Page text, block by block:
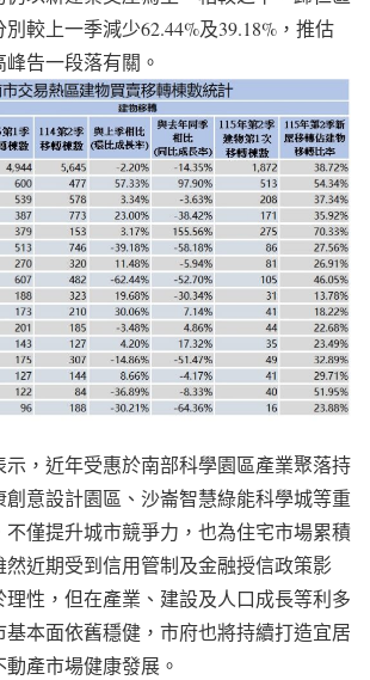
較上一季減少62.44%及39.18%，推估
告一段落有關。
示，近年受惠於南部科學園區產業聚落持
意設計園區、沙崙智慧綠能科學城等重
不僅提升城市競爭力，也為住宅市場累積
近期受到信用管制及金融授信政策影
性，但在產業、建設及人口成長等利多
本面依舊穩健，市府也將持續打造宜居
產市場健康發展。